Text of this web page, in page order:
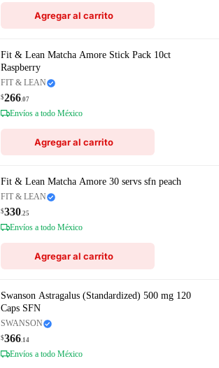
Agregar al carrito
Fit & Lean Matcha Amore Stick Pack 10ct
Raspberry
FIT & LEAN
$266.07
Envíos a todo México
Agregar al carrito
Fit & Lean Matcha Amore 30 servs sfn peach
FIT & LEAN
$330.25
Envíos a todo México
Agregar al carrito
Swanson Astragalus (Standardized) 500 mg 120
Caps SFN
SWANSON
$366.14
Envíos a todo México